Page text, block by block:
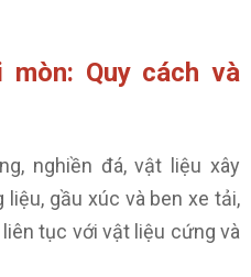
mòn: Quy cách và
nghiền đá, vật liệu xây
liệu, gầu xúc và ben xe tải,
tục với vật liệu cứng và